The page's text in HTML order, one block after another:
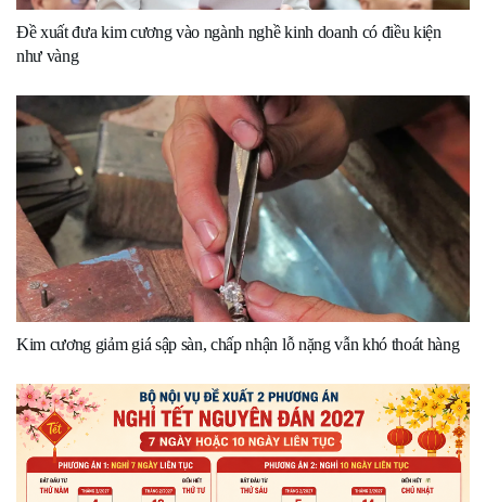
Đề xuất đưa kim cương vào ngành nghề kinh doanh có điều kiện
như vàng
Kim cương giảm giá sập sàn, chấp nhận lỗ nặng vẫn khó thoát hàng